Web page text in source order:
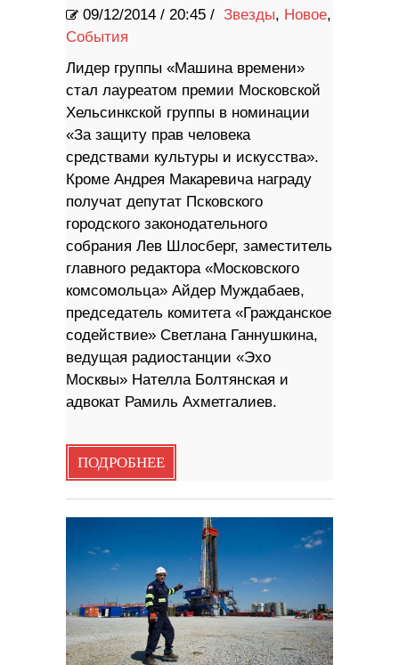
09/12/2014 / 20:45 / Звезды, Новое,
События
Лидер группы «Машина времени»
стал лауреатом премии Московской
Хельсинкской группы в номинации
«За защиту прав человека
средствами культуры и искусства».
Кроме Андрея Макаревича награду
получат депутат Псковского
городского законодательного
собрания Лев Шлосберг, заместитель
главного редактора «Московского
комсомольца» Айдер Муждабаев,
председатель комитета «Гражданское
содействие» Светлана Ганнушкина,
ведущая радиостанции «Эхо
Москвы» Нателла Болтянская и
адвокат Рамиль Ахметгалиев.
ПОДРОБНЕЕ